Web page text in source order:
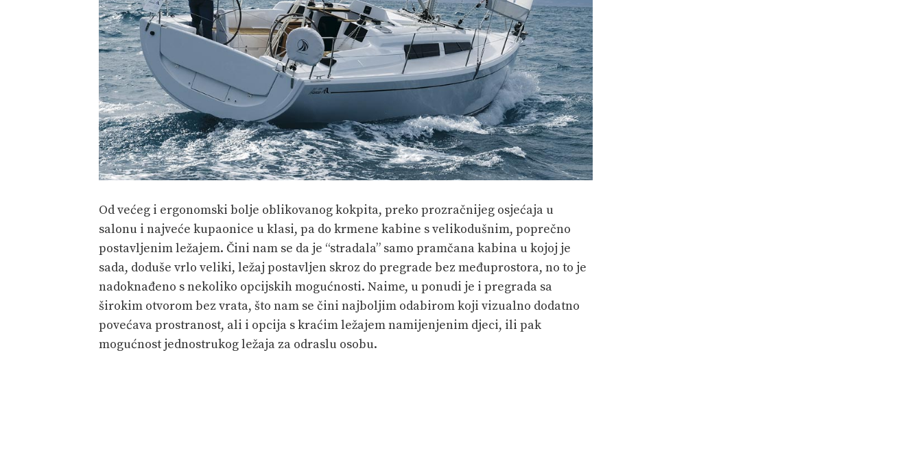
Od većeg i ergonomski bolje oblikovanog kokpita, preko prozračnijeg osjećaja u
salonu i najveće kupaonice u klasi, pa do krmene kabine s velikodušnim, poprečno
postavljenim ležajem. Čini nam se da je “stradala” samo pramčana kabina u kojoj je
sada, doduše vrlo veliki, ležaj postavljen skroz do pregrade bez međuprostora, no to je
nadoknađeno s nekoliko opcijskih mogućnosti. Naime, u ponudi je i pregrada sa
širokim otvorom bez vrata, što nam se čini najboljim odabirom koji vizualno dodatno
povećava prostranost, ali i opcija s kraćim ležajem namijenjenim djeci, ili pak
mogućnost jednostrukog ležaja za odraslu osobu.